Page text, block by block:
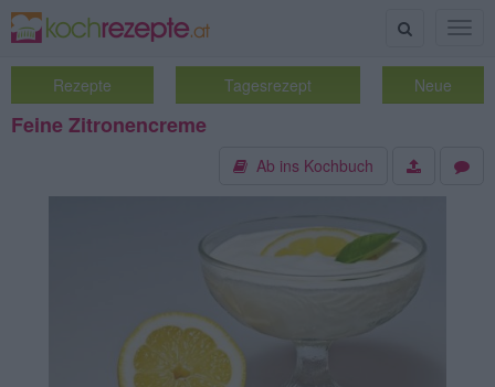
Suche
Rezepte Tagesrezept Neue
Feine Zitronencreme
Ab ins Kochbuch